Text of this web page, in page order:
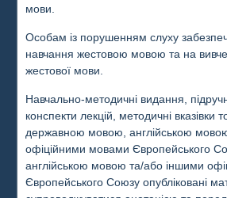
мови.
Особам із порушенням слуху
навчання жестовою мовою та на
жестової мови.
Навчально-методичні видання,
конспекти лекцій, методичні вказівки
державною мовою, англійською
офіційними мовами Європейського
англійською мовою та/або іншими
Європейського Союзу опубліковані